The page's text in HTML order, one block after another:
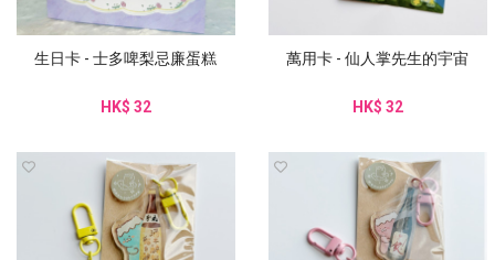
生日卡 - 士多啤梨忌廉蛋糕
HK$ 32
萬用卡 - 仙人掌先生的宇宙
HK$ 32